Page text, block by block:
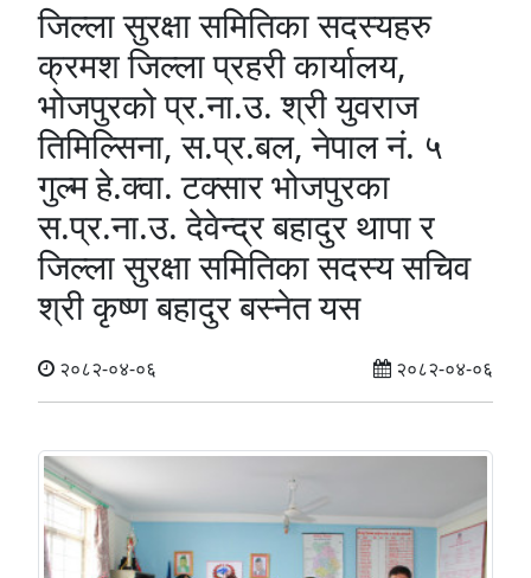
जिल्ला सुरक्षा समितिका सदस्यहरु
क्रमश जिल्ला प्रहरी कार्यालय,
भोजपुरको प्र.ना.उ. श्री युवराज
तिमिल्सिना, स.प्र.बल, नेपाल नं. ५
गुल्म हे.क्वा. टक्सार भोजपुरका
स.प्र.ना.उ. देवेन्द्र बहादुर थापा र
जिल्ला सुरक्षा समितिका सदस्य सचिव
श्री कृष्ण बहादुर बस्नेत यस
२०८२-०४-०६ २०८२-०४-०६